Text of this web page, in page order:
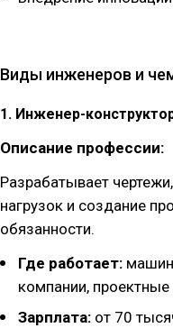
Виды инженеров и
1. Инженер-
Описание профессии:
Разрабатывает
нагрузок и создание
обязанности.
Где работает:
компании,
Зарплата: от 70